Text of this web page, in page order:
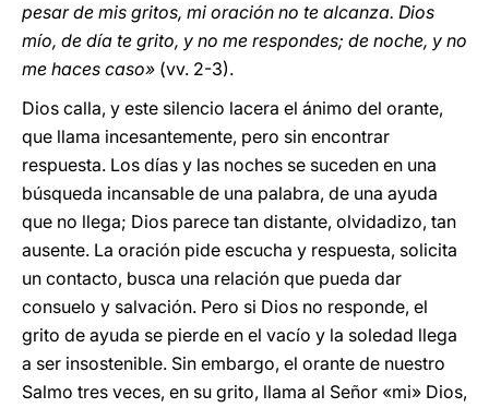
pesar de mis gritos, mi oración no te alcanza. Dios
mío, de día te grito, y no me respondes; de noche, y no
me haces caso» (vv. 2-3).
Dios calla, y este silencio lacera el ánimo del orante,
que llama incesantemente, pero sin encontrar
respuesta. Los días y las noches se suceden en una
búsqueda incansable de una palabra, de una ayuda
que no llega; Dios parece tan distante, olvidadizo, tan
ausente. La oración pide escucha y respuesta, solicita
un contacto, busca una relación que pueda dar
consuelo y salvación. Pero si Dios no responde, el
grito de ayuda se pierde en el vacío y la soledad llega
a ser insostenible. Sin embargo, el orante de nuestro
Salmo tres veces, en su grito, llama al Señor «mi» Dios,